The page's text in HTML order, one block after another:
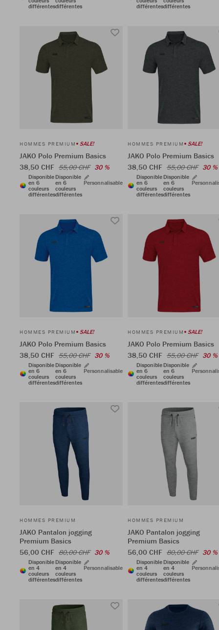
différentesdifférentes
différentesdifférentes
HOMMES PREMIUM SALE!
JAKO Polo Premium Basics
38,50 CHF 55,00 CHF 30 %
Disponible
en 6
couleurs
différentes
Disponible
en 6
couleurs
différentes
Personnalisable
HOMMES PREMIUM SALE!
JAKO Polo Premium Basics
38,50 CHF 55,00 CHF 30 %
Disponible
en 6
couleurs
différentes
Disponible
en 6
couleurs
différentes
HOMMES PREMIUM SALE!
JAKO Polo Premium Basics
38,50 CHF 55,00 CHF 30 %
Disponible
en 6
couleurs
différentes
Disponible
en 6
couleurs
différentes
Personnalisable
HOMMES PREMIUM SALE!
JAKO Polo Premium Basics
38,50 CHF 55,00 CHF 30 %
Disponible
en 6
couleurs
différentes
Disponible
en 6
couleurs
différentes
HOMMES PREMIUM
JAKO Pantalon jogging
Premium Basics
56,00 CHF 80,00 CHF 30 %
Disponible
en 4
couleurs
différentes
Disponible
en 4
couleurs
différentes
Personnalisable
HOMMES PREMIUM
JAKO Pantalon jogging
Premium Basics
56,00 CHF 80,00 CHF 30 %
Disponible
en 4
couleurs
différentes
Disponible
en 4
couleurs
différentes